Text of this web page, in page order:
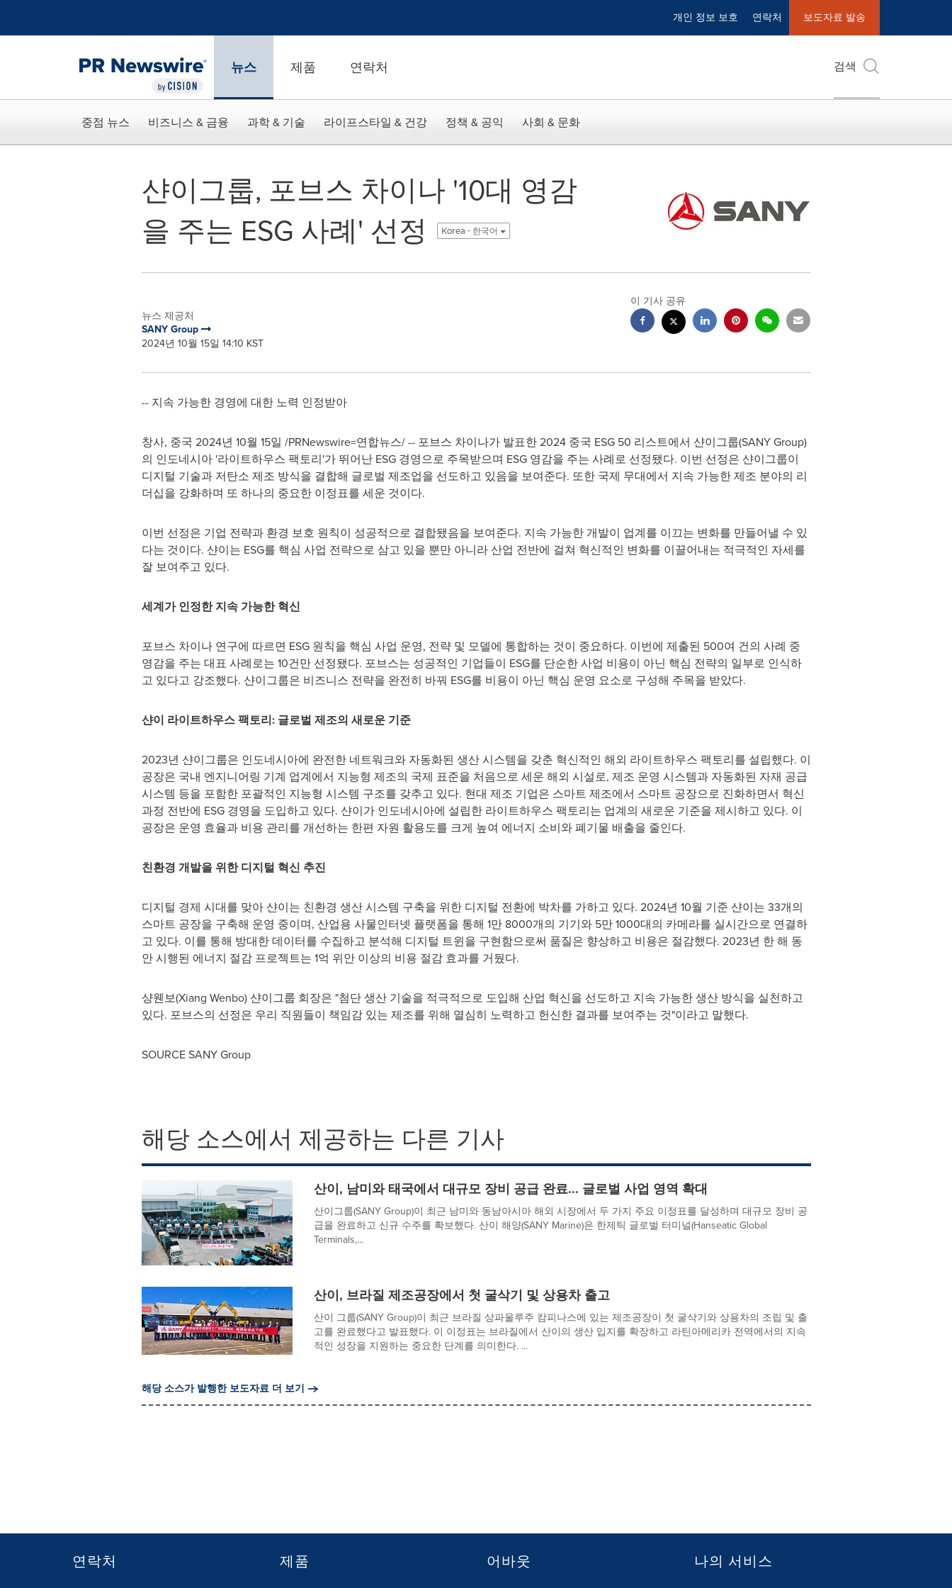
개인 정보 보호 연락처 보도자료 발송
뉴스 제품 연락처 검색
중점 뉴스 비즈니스 & 금융 과학 & 기술 라이프스타일 & 건강 정책 & 공익 사회 & 문화
샨이그룹, 포브스 차이나 '10대 영감
을 주는 ESG 사례' 선정
Korea - 한국어
뉴스 제공처
SANY Group
2024년 10월 15일 14:10 KST
이 기사 공유
-- 지속 가능한 경영에 대한 노력 인정받아
창사, 중국 2024년 10월 15일 /PRNewswire=연합뉴스/ -- 포브스 차이나가 발표한 2024 중국 ESG 50 리스트에서 샨이그룹(SANY Group)
의 인도네시아 '라이트하우스 팩토리'가 뛰어난 ESG 경영으로 주목받으며 ESG 영감을 주는 사례로 선정됐다. 이번 선정은 샨이그룹이
디지털 기술과 저탄소 제조 방식을 결합해 글로벌 제조업을 선도하고 있음을 보여준다. 또한 국제 무대에서 지속 가능한 제조 분야의 리
더십을 강화하며 또 하나의 중요한 이정표를 세운 것이다.
이번 선정은 기업 전략과 환경 보호 원칙이 성공적으로 결합됐음을 보여준다. 지속 가능한 개발이 업계를 이끄는 변화를 만들어낼 수 있
다는 것이다. 샨이는 ESG를 핵심 사업 전략으로 삼고 있을 뿐만 아니라 산업 전반에 걸쳐 혁신적인 변화를 이끌어내는 적극적인 자세를
잘 보여주고 있다.
세계가 인정한 지속 가능한 혁신
포브스 차이나 연구에 따르면 ESG 원칙을 핵심 사업 운영, 전략 및 모델에 통합하는 것이 중요하다. 이번에 제출된 500여 건의 사례 중
영감을 주는 대표 사례로는 10건만 선정됐다. 포브스는 성공적인 기업들이 ESG를 단순한 사업 비용이 아닌 핵심 전략의 일부로 인식하
고 있다고 강조했다. 샨이그룹은 비즈니스 전략을 완전히 바꿔 ESG를 비용이 아닌 핵심 운영 요소로 구성해 주목을 받았다.
샨이 라이트하우스 팩토리: 글로벌 제조의 새로운 기준
2023년 샨이그룹은 인도네시아에 완전한 네트워크와 자동화된 생산 시스템을 갖춘 혁신적인 해외 라이트하우스 팩토리를 설립했다. 이
공장은 국내 엔지니어링 기계 업계에서 지능형 제조의 국제 표준을 처음으로 세운 해외 시설로, 제조 운영 시스템과 자동화된 자재 공급
시스템 등을 포함한 포괄적인 지능형 시스템 구조를 갖추고 있다. 현대 제조 기업은 스마트 제조에서 스마트 공장으로 진화하면서 혁신
과정 전반에 ESG 경영을 도입하고 있다. 샨이가 인도네시아에 설립한 라이트하우스 팩토리는 업계의 새로운 기준을 제시하고 있다. 이
공장은 운영 효율과 비용 관리를 개선하는 한편 자원 활용도를 크게 높여 에너지 소비와 폐기물 배출을 줄인다.
친환경 개발을 위한 디지털 혁신 추진
디지털 경제 시대를 맞아 샨이는 친환경 생산 시스템 구축을 위한 디지털 전환에 박차를 가하고 있다. 2024년 10월 기준 샨이는 33개의
스마트 공장을 구축해 운영 중이며, 산업용 사물인터넷 플랫폼을 통해 1만 8000개의 기기와 5만 1000대의 카메라를 실시간으로 연결하
고 있다. 이를 통해 방대한 데이터를 수집하고 분석해 디지털 트윈을 구현함으로써 품질은 향상하고 비용은 절감했다. 2023년 한 해 동
안 시행된 에너지 절감 프로젝트는 1억 위안 이상의 비용 절감 효과를 거뒀다.
샹웬보(Xiang Wenbo) 샨이그룹 회장은 "첨단 생산 기술을 적극적으로 도입해 산업 혁신을 선도하고 지속 가능한 생산 방식을 실천하고
있다. 포브스의 선정은 우리 직원들이 책임감 있는 제조를 위해 열심히 노력하고 헌신한 결과를 보여주는 것"이라고 말했다.
SOURCE SANY Group
해당 소스에서 제공하는 다른 기사
산이, 남미와 태국에서 대규모 장비 공급 완료... 글로벌 사업 영역 확대
산이그룹(SANY Group)이 최근 남미와 동남아시아 해외 시장에서 두 가지 주요 이정표를 달성하며 대규모 장비 공
급을 완료하고 신규 수주를 확보했다. 산이 해양(SANY Marine)은 한제틱 글로벌 터미널(Hanseatic Global
Terminals,...
산이, 브라질 제조공장에서 첫 굴삭기 및 상용차 출고
산이 그룹(SANY Group)이 최근 브라질 상파울루주 캄피나스에 있는 제조공장이 첫 굴삭기와 상용차의 조립 및 출
고를 완료했다고 발표했다. 이 이정표는 브라질에서 산이의 생산 입지를 확장하고 라틴아메리카 전역에서의 지속
적인 성장을 지원하는 중요한 단계를 의미한다. ...
해당 소스가 발행한 보도자료 더 보기
연락처 제품 어바웃 나의 서비스